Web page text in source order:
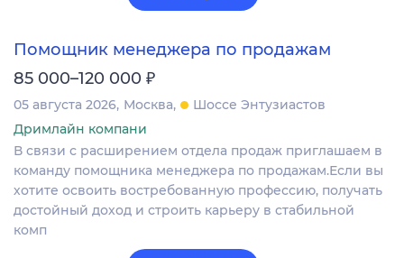
Помощник менеджера по продажам
85 000–120 000 ₽
05 августа 2026 Москва
Шоссе Энтузиастов
Дримлайн компани
В связи с расширением отдела продаж приглашаем в
команду помощника менеджера по продажам.Если вы
хотите освоить востребованную профессию, получать
достойный доход и строить карьеру в стабильной
комп